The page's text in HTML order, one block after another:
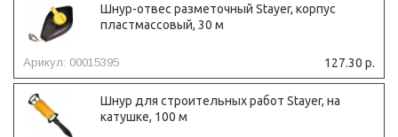
Шнур-отвес разметочный Stayer, корпус
пластмассовый, 30 м
Арикул: 00015395 127.30 р.
Шнур для строительных работ Stayer, на
катушке, 100 м